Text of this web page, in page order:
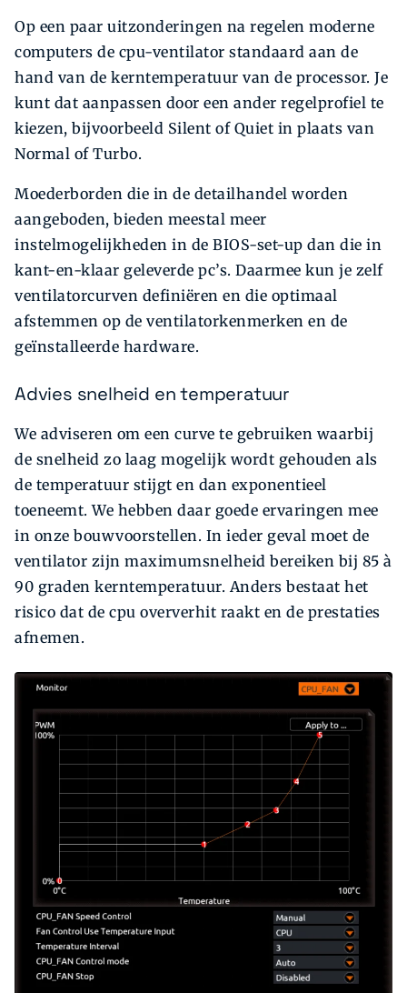
Op een paar uitzonderingen na regelen moderne
computers de cpu-ventilator standaard aan de
hand van de kerntemperatuur van de processor. Je
kunt dat aanpassen door een ander regelprofiel te
kiezen, bijvoorbeeld Silent of Quiet in plaats van
Normal of Turbo.
Moederborden die in de detailhandel worden
aangeboden, bieden meestal meer
instelmogelijkheden in de BIOS-set-up dan die in
kant-en-klaar geleverde pc’s. Daarmee kun je zelf
ventilatorcurven definiëren en die optimaal
afstemmen op de ventilatorkenmerken en de
geïnstalleerde hardware.
Advies snelheid en temperatuur
We adviseren om een curve te gebruiken waarbij
de snelheid zo laag mogelijk wordt gehouden als
de temperatuur stijgt en dan exponentieel
toeneemt. We hebben daar goede ervaringen mee
in onze bouwvoorstellen. In ieder geval moet de
ventilator zijn ­maximumsnelheid bereiken bij 85 à
90 graden kerntemperatuur. Anders bestaat het
risico dat de cpu oververhit raakt en de prestaties
afnemen.